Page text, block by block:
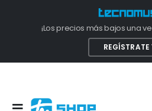
¡Los precios más bajos una
REGÍSTRATE